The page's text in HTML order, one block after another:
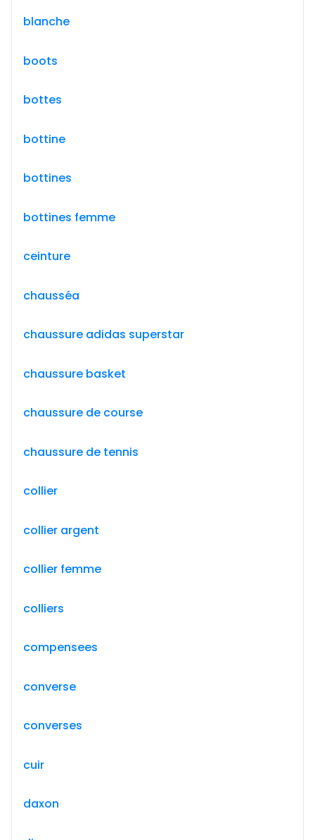
blanche
boots
bottes
bottine
bottines
bottines femme
ceinture
chausséa
chaussure adidas superstar
chaussure basket
chaussure de course
chaussure de tennis
collier
collier argent
collier femme
colliers
compensees
converse
converses
cuir
daxon